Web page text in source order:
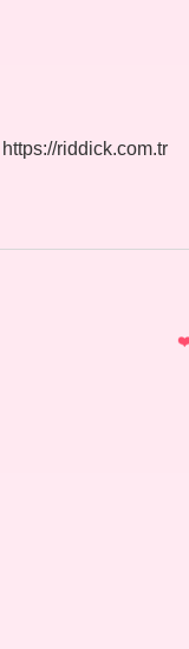
https://riddick.com.tr